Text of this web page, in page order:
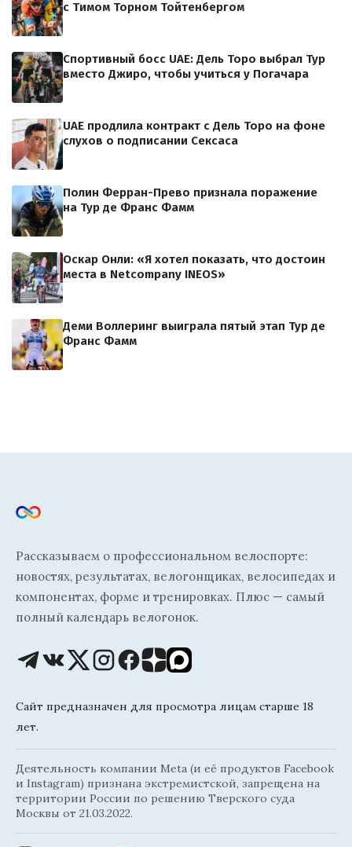
с Тимом Торном Тойтенбергом
Спортивный босс UAE: Дель Торо выбрал Тур
вместо Джиро, чтобы учиться у Погачара
UAE продлила контракт с Дель Торо на фоне
слухов о подписании Сексаса
Полин Ферран-Прево признала поражение
на Тур де Франс Фамм
Оскар Онли: «Я хотел показать, что достоин
места в Netcompany INEOS»
Деми Воллеринг выиграла пятый этап Тур де
Франс Фамм
Рассказываем о профессиональном велоспорте:
новостях, результатах, велогонщиках, велосипедах и
компонентах, форме и тренировках. Плюс — самый
полный календарь велогонок.
Сайт предназначен для просмотра лицам старше 18
лет.
Деятельность компании Meta (и её продуктов Facebook
и Instagram) признана экстремистской, запрещена на
территории России по решению Тверского суда
Москвы от 21.03.2022.